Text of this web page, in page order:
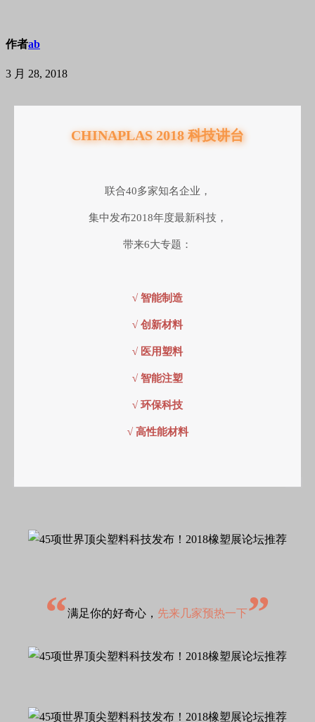
作者ab
3 月 28, 2018
CHINAPLAS 2018 科技讲台
联合40多家知名企业，
集中发布2018年度最新科技，
带来6大专题：
√ 智能制造
√ 创新材料
√ 医用塑料
√ 智能注塑
√ 环保科技
√ 高性能材料
“满足你的好奇心， 先来几家预热一下”